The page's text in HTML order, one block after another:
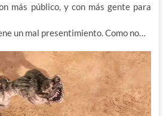
más público, y con más gente para
un mal presentimiento. Como no…